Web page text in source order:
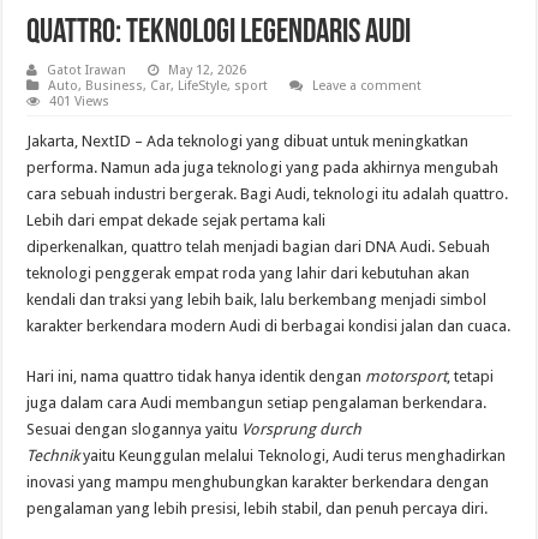
quattro: Teknologi Legendaris Audi
Gatot Irawan
May 12, 2026
Auto, Business, Car, LifeStyle, sport
Leave a comment
401 Views
Jakarta, NextID – Ada teknologi yang dibuat untuk meningkatkan
performa. Namun ada juga teknologi yang pada akhirnya mengubah
cara sebuah industri bergerak. Bagi Audi, teknologi itu adalah quattro.
Lebih dari empat dekade sejak pertama kali
diperkenalkan, quattro telah menjadi bagian dari DNA Audi. Sebuah
teknologi penggerak empat roda yang lahir dari kebutuhan akan
kendali dan traksi yang lebih baik, lalu berkembang menjadi simbol
karakter berkendara modern Audi di berbagai kondisi jalan dan cuaca.
Hari ini, nama quattro tidak hanya identik dengan motorsport, tetapi
juga dalam cara Audi membangun setiap pengalaman berkendara.
Sesuai dengan slogannya yaitu Vorsprung durch
Technikyaitu Keunggulan melalui Teknologi, Audi terus menghadirkan
inovasi yang mampu menghubungkan karakter berkendara dengan
pengalaman yang lebih presisi, lebih stabil, dan penuh percaya diri.